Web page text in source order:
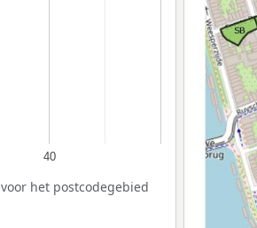
40
voor het postcodegebied